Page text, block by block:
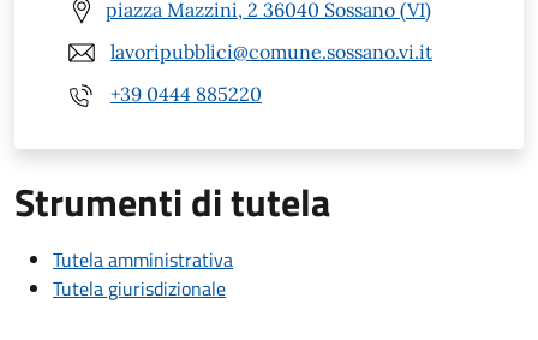
piazza Mazzini, 2 36040 Sossano (VI)
lavoripubblici@comune.sossano.vi.it
+39 0444 885220
Strumenti di tutela
Tutela amministrativa
Tutela giurisdizionale